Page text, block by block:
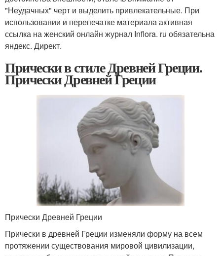
"Неудачных" черт и выделить привлекательные. При
использовании и перепечатке материала активная
ссылка на женский онлайн журнал Inflora. ru обязательна
яндекс. Директ.
Прически в стиле Древней Греции.
Прически Древней Греции
Прически Древней Греции
Прически в древней Греции изменяли форму на всем
протяжении существования мировой цивилизации,